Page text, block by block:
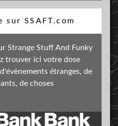
sur SSAFT.com
Strange Stuff And Funky
trouver ici votre dose
étranges, de
de choses
mon activité